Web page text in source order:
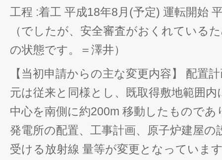
工程 :着工 平成18年8月(予定) 運転開始
（でしたが、安全審査がおくれている
の状態です。＝澤井）
【当初申請からの主な変更内容】 配置
元は従来と同様とし、既取得敷地範囲
中心を南側に約200m 移動したものであ
発電所の配置、工事計画、原子炉建屋の
受ける放射線 量等が変更となっていま